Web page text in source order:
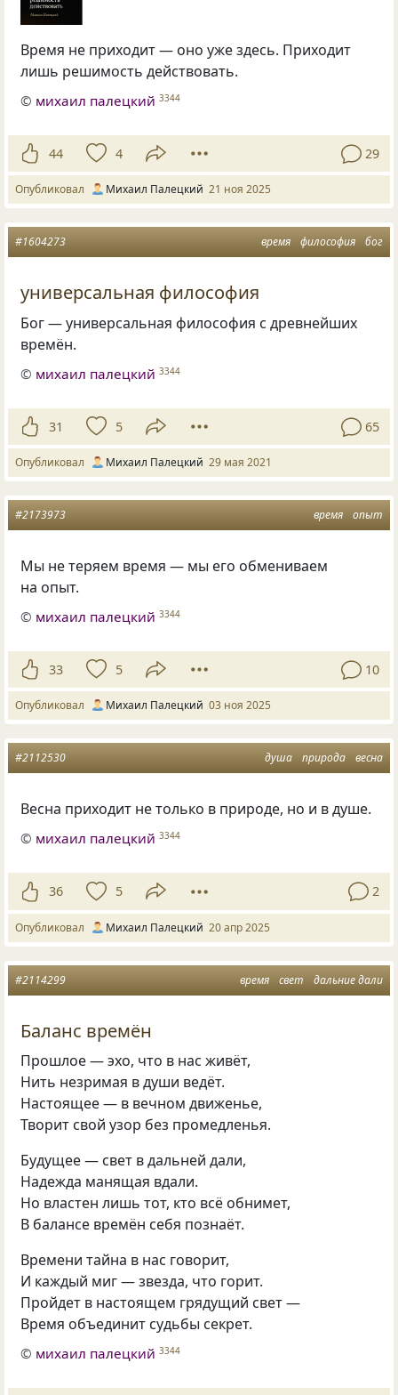
Время не приходит — оно уже здесь. Приходит
лишь решимость действовать.
© михаил палецкий 3344
44 4 29
Опубликовал Михаил Палецкий 21 ноя 2025
время философия бог
#1604273
универсальная философия
Бог — универсальная философия с древнейших
времён.
© михаил палецкий 3344
31 5 65
Опубликовал Михаил Палецкий 29 мая 2021
время опыт
#2173973
Мы не теряем время — мы его обмениваем
на опыт.
© михаил палецкий 3344
33 5 10
Опубликовал Михаил Палецкий 03 ноя 2025
душа природа весна
#2112530
Весна приходит не только в природе, но и в душе.
© михаил палецкий 3344
36 5 2
Опубликовал Михаил Палецкий 20 апр 2025
время свет дальние дали
#2114299
Баланс времён
Прошлое — эхо, что в нас живёт,
Нить незримая в души ведёт.
Настоящее — в вечном движенье,
Творит свой узор без промедленья.
Будущее — свет в дальней дали,
Надежда манящая вдали.
Но властен лишь тот, кто всё обнимет,
В балансе времён себя познаёт.
Времени тайна в нас говорит,
И каждый миг — звезда, что горит.
Пройдет в настоящем грядущий свет —
Время объединит судьбы секрет.
© михаил палецкий 3344